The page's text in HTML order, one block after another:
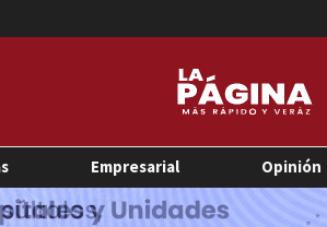
Empresarial Opinión